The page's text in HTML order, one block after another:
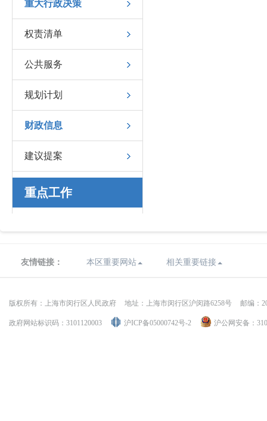
重大行政决策
权责清单
公共服务
规划计划
财政信息
建议提案
重点工作
友情链接： 本区重要网站 相关重要链接
版权所有：上海市闵行区人民政府 地址：上海市闵行区沪闵路6258号 邮编：
政府网站标识码：3101120003 沪ICP备05000742号-2 沪公网安备：